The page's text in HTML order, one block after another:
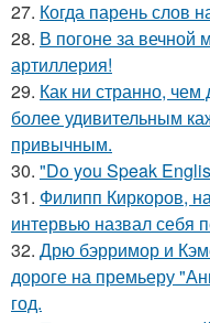
27. Когда парень слов
28. В погоне за вечной
артиллерия!
29. Как ни странно,
более удивительным
привычным.
30. "Do you Speak
31. Филипп Киркоров,
интервью назвал себя
32. Дрю бэрримор и
дороге на премьеру
год.